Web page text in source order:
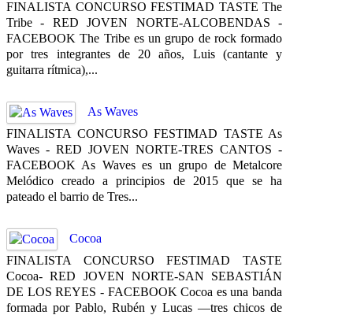
FINALISTA CONCURSO FESTIMAD TASTE The
Tribe - RED JOVEN NORTE-ALCOBENDAS -
FACEBOOK The Tribe es un grupo de rock formado
por tres integrantes de 20 años, Luis (cantante y
guitarra rítmica),...
As Waves
FINALISTA CONCURSO FESTIMAD TASTE As
Waves - RED JOVEN NORTE-TRES CANTOS -
FACEBOOK As Waves es un grupo de Metalcore
Melódico creado a principios de 2015 que se ha
pateado el barrio de Tres...
Cocoa
FINALISTA CONCURSO FESTIMAD TASTE
Cocoa- RED JOVEN NORTE-SAN SEBASTIÁN
DE LOS REYES - FACEBOOK Cocoa es una banda
formada por Pablo, Rubén y Lucas —tres chicos de